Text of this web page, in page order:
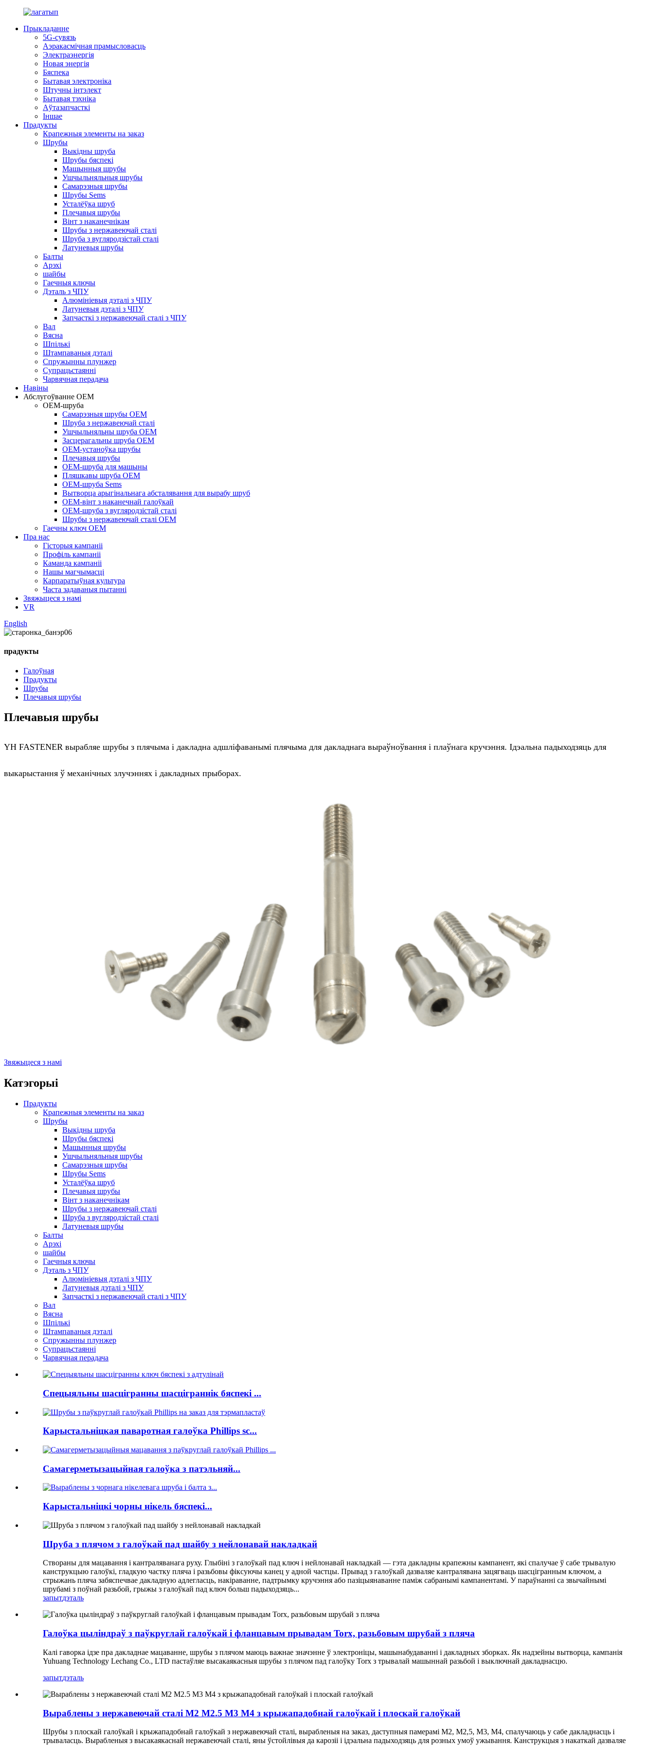
Прыкладанне
5G-сувязь
Аэракасмічная прамысловасць
Электраэнергія
Новая энергія
Бяспека
Бытавая электроніка
Штучны інтэлект
Бытавая тэхніка
Аўтазапчасткі
Іншае
Прадукты
Крапежныя элементы на заказ
Шрубы
Выкідны шруба
Шрубы бяспекі
Машынныя шрубы
Ушчыльняльныя шрубы
Самарэзныя шрубы
Шрубы Sems
Усталёўка шруб
Плечавыя шрубы
Вінт з наканечнікам
Шрубы з нержавеючай сталі
Шруба з вугляродзістай сталі
Латуневыя шрубы
Балты
Арэхі
шайбы
Гаечныя ключы
Дэталь з ЧПУ
Алюмініевыя дэталі з ЧПУ
Латуневыя дэталі з ЧПУ
Запчасткі з нержавеючай сталі з ЧПУ
Вал
Вясна
Шпількі
Штампаваныя дэталі
Спружынны плунжер
Супрацьстаянні
Чарвячная перадача
Навіны
Абслугоўванне OEM
OEM-шруба
Самарэзныя шрубы OEM
Шруба з нержавеючай сталі
Ушчыльняльны шруба OEM
Засцерагальны шруба OEM
OEM-устаноўка шрубы
Плечавыя шрубы
OEM-шруба для машыны
Пляшкавы шруба OEM
OEM-шруба Sems
Вытворца арыгінальнага абсталявання для вырабу шруб
OEM-вінт з наканечнай галоўкай
OEM-шруба з вугляродзістай сталі
Шрубы з нержавеючай сталі OEM
Гаечны ключ OEM
Пра нас
Гісторыя кампаніі
Профіль кампаніі
Каманда кампаніі
Нашы магчымасці
Карпаратыўная культура
Часта задаваныя пытанні
Звяжыцеся з намі
VR
English
прадукты
Галоўная
Прадукты
Шрубы
Плечавыя шрубы
Плечавыя шрубы
YH FASTENER вырабляе шрубы з плячыма і дакладна адшліфаванымі плячыма для дакладнага выраўноўвання і плаўнага кручэння. Ідэальна падыходзяць для
выкарыстання ў механічных злучэннях і дакладных прыборах.
Звяжыцеся з намі
Катэгорыі
Прадукты
Крапежныя элементы на заказ
Шрубы
Выкідны шруба
Шрубы бяспекі
Машынныя шрубы
Ушчыльняльныя шрубы
Самарэзныя шрубы
Шрубы Sems
Усталёўка шруб
Плечавыя шрубы
Вінт з наканечнікам
Шрубы з нержавеючай сталі
Шруба з вугляродзістай сталі
Латуневыя шрубы
Балты
Арэхі
шайбы
Гаечныя ключы
Дэталь з ЧПУ
Алюмініевыя дэталі з ЧПУ
Латуневыя дэталі з ЧПУ
Запчасткі з нержавеючай сталі з ЧПУ
Вал
Вясна
Шпількі
Штампаваныя дэталі
Спружынны плунжер
Супрацьстаянні
Чарвячная перадача
Спецыяльны шасцігранны шасціграннік бяспекі ...
Карыстальніцкая паваротная галоўка Phillips sc...
Самагерметызацыйная галоўка з патэльняй...
Карыстальніцкі чорны нікель бяспекі...
Шруба з плячом з галоўкай пад шайбу з нейлонавай накладкай
Створаны для мацавання і кантраляванага руху. Глыбіні з галоўкай пад ключ і нейлонавай накладкай — гэта дакладны крапежны кампанент, які спалучае ў сабе трывалую
канструкцыю галоўкі, гладкую частку пляча і разьбовы фіксуючы канец у адной частцы. Прывад з галоўкай дазваляе кантралявана зацягваць шасцігранным ключом, а
стрыжань пляча забяспечвае дакладную адлегласць, накіраванне, падтрымку кручэння або пазіцыянаванне паміж сабранымі кампанентамі. У параўнанні са звычайнымі
шрубамі з поўнай разьбой, грыжы з галоўкай пад ключ больш падыходзяць...
запытдэталь
Галоўка цыліндраў з паўкруглай галоўкай і фланцавым прывадам Torx, разьбовым шрубай з пляча
Калі гаворка ідзе пра дакладнае мацаванне, шрубы з плячом маюць важнае значэнне ў электроніцы, машынабудаванні і дакладных зборках. Як надзейны вытворца, кампанія
Yuhuang Technology Lechang Co., LTD пастаўляе высакаякасныя шрубы з плячом пад галоўку Torx з трывалай машыннай разьбой і выключнай дакладнасцю.
запытдэталь
Выраблены з нержавеючай сталі M2 M2.5 M3 M4 з крыжападобнай галоўкай і плоскай галоўкай
Шрубы з плоскай галоўкай і крыжападобнай галоўкай з нержавеючай сталі, вырабленыя на заказ, даступныя памерамі M2, M2,5, M3, M4, спалучаюць у сабе дакладнасць і
трываласць. Вырабленыя з высакаякаснай нержавеючай сталі, яны ўстойлівыя да карозіі і ідэальна падыходзяць для розных умоў ужывання. Канструкцыя з накаткай дазваляе